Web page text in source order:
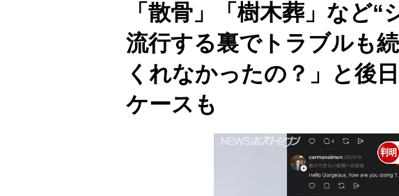
「散骨」「樹木葬」など
流行する裏でトラブルも
くれなかったの？」と後
ケースも